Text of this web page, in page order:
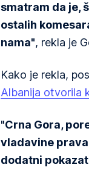
smatram da je,
ostalih
nama", rekla je
Kako je rekla,
Albanija otvorila
"Crna Gora,
vladavine
dodatni